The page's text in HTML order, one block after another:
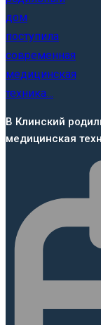
В Клинский
медицинская